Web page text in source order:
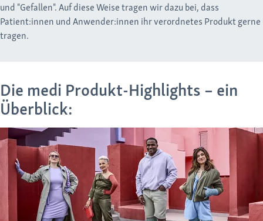
und "Gefallen". Auf diese Weise tragen wir dazu bei, dass
Patient:innen und Anwender:innen ihr verordnetes Produkt gerne
tragen.
Die medi Produkt-Highlights – ein
Überblick: